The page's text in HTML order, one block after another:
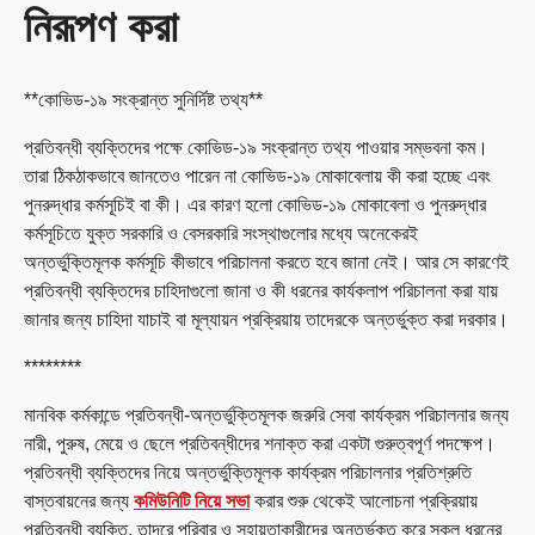
নিরূপণ করা
**কোভিড-১৯ সংক্রান্ত সুনির্দিষ্ট তথ্য**
প্রতিবন্ধী ব্যক্তিদের পক্ষে কোভিড-১৯ সংক্রান্ত তথ্য পাওয়ার সম্ভবনা কম।
তারা ঠিকঠাকভাবে জানতেও পারেন না কোভিড-১৯ মোকাবেলায় কী করা হচ্ছে এবং
পুনরুদ্ধার কর্মসূচিই বা কী। এর কারণ হলো কোভিড-১৯ মোকাবেলা ও পুনরুদ্ধার
কর্মসূচিতে যুক্ত সরকারি ও বেসরকারি সংস্থাগুলোর মধ্যে অনেকেরই
অন্তর্ভুক্তিমূলক কর্মসূচি কীভাবে পরিচালনা করতে হবে জানা নেই। আর সে কারণেই
প্রতিবন্ধী ব্যক্তিদের চাহিদাগুলো জানা ও কী ধরনের কার্যকলাপ পরিচালনা করা যায়
জানার জন্য চাহিদা যাচাই বা মূল্যায়ন প্রক্রিয়ায় তাদেরকে অন্তর্ভুক্ত করা দরকার।
********
মানবিক কর্মকান্ডে প্রতিবন্ধী-অন্তর্ভুক্তিমূলক জরুরি সেবা কার্যক্রম পরিচালনার জন্য
নারী, পুরুষ, মেয়ে ও ছেলে প্রতিবন্ধীদের শনাক্ত করা একটা গুরুত্বপূর্ণ পদক্ষেপ।
প্রতিবন্ধী ব্যক্তিদের নিয়ে অন্তর্ভুক্তিমূলক কার্যক্রম পরিচালনার প্রতিশ্রুতি
বাস্তবায়নের জন্য কমিউনিটি নিয়ে সভাকরার শুরু থেকেই আলোচনা প্রক্রিয়ায়
প্রতিবন্ধী ব্যক্তি, তাদরে পরিবার ও সহায়তাকারীদের অন্তর্ভুক্ত করে সকল ধরনের